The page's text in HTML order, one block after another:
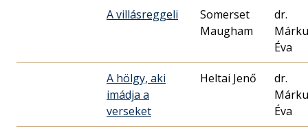
A villásreggeli
Somerset
Maugham
dr.
Éva
A hölgy, aki
imádja a
verseket
Heltai Jenő
dr.
Éva